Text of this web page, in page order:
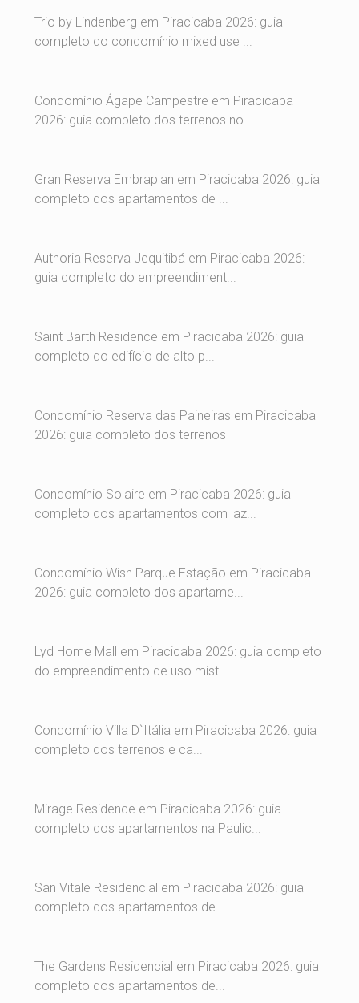
Trio by Lindenberg em Piracicaba 2026: guia
completo do condomínio mixed use ...
Condomínio Ágape Campestre em Piracicaba
2026: guia completo dos terrenos no ...
Gran Reserva Embraplan em Piracicaba 2026: guia
completo dos apartamentos de ...
Authoria Reserva Jequitibá em Piracicaba 2026:
guia completo do empreendiment...
Saint Barth Residence em Piracicaba 2026: guia
completo do edifício de alto p...
Condomínio Reserva das Paineiras em Piracicaba
2026: guia completo dos terrenos
Condomínio Solaire em Piracicaba 2026: guia
completo dos apartamentos com laz...
Condomínio Wish Parque Estação em Piracicaba
2026: guia completo dos apartame...
Lyd Home Mall em Piracicaba 2026: guia completo
do empreendimento de uso mist...
Condomínio Villa D`Itália em Piracicaba 2026: guia
completo dos terrenos e ca...
Mirage Residence em Piracicaba 2026: guia
completo dos apartamentos na Paulic...
San Vitale Residencial em Piracicaba 2026: guia
completo dos apartamentos de ...
The Gardens Residencial em Piracicaba 2026: guia
completo dos apartamentos de...